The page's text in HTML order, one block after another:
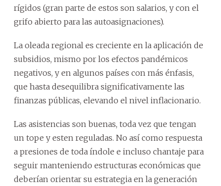
rígidos (gran parte de estos son salarios, y con el
grifo abierto para las autoasignaciones).
La oleada regional es creciente en la aplicación de
subsidios, mismo por los efectos pandémicos
negativos, y en algunos países con más énfasis,
que hasta desequilibra significativamente las
finanzas públicas, elevando el nivel inflacionario.
Las asistencias son buenas, toda vez que tengan
un tope y esten reguladas. No así como respuesta
a presiones de toda índole e incluso chantaje para
seguir manteniendo estructuras económicas que
deberían orientar su estrategia en la generación